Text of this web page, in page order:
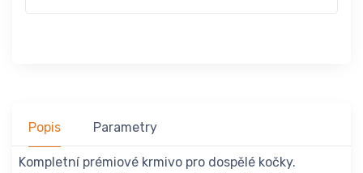
Popis Parametry
Kompletní prémiové krmivo pro dospělé kočky.